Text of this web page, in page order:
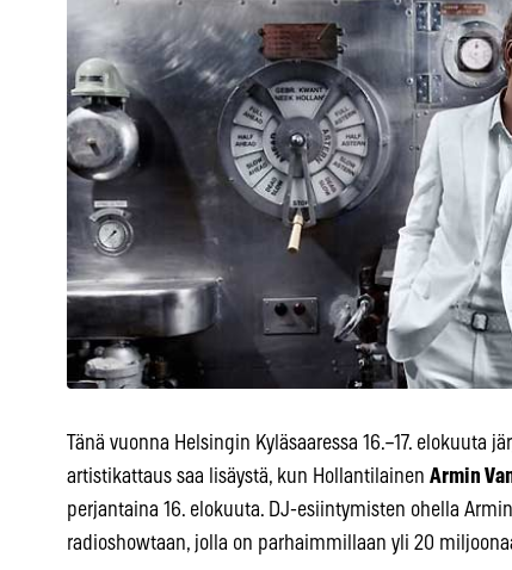
Tänä vuonna Helsingin Kyläsaaressa 16.–17. elokuuta
artistikattaus saa lisäystä, kun Hollantilainen Armin
perjantaina 16. elokuuta. DJ-esiintymisten ohella
radioshowtaan, jolla on parhaimmillaan yli 20